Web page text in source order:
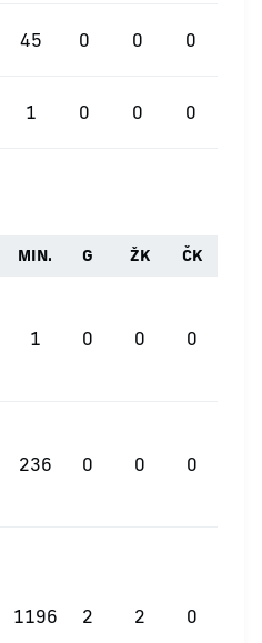
45 0 0 0
1 0 0 0
MIN. G ŽK ČK
1 0 0 0
236 0 0 0
1196 2 2 0